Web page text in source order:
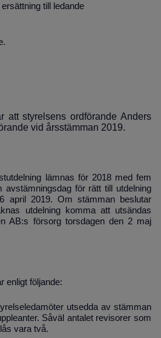
till ledande
att styrelsens ordförande Anders
vid årsstämman 2019.
lämnas för 2018 med fem
avstämningsdag för rätt till utdelning
april 2019. Om stämman beslutar
utdelning komma att utsändas
AB:s försorg torsdagen den 2 maj
enligt följande:
utsedda av stämman
Såväl antalet revisorer som
vara två.